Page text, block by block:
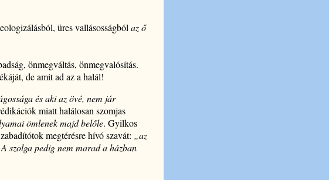
üres vallásosságból az ő
önmegváltás, önmegvalósítás.
de amit ad az a halál!
és akiaz övé, nem jár
miatt halálosan szomjas
ömlenek majd belőle. Gyilkos
megtérésre hívó szavát: „az
szolga pedig nem marad a házban